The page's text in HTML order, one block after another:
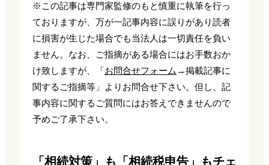
※この記事は専門家監修のもと慎重に執筆を行っ
ておりますが、万が一記事内容に誤りがあり読者
に損害が生じた場合でも当法人は一切責任を負い
ません。なお、ご指摘がある場合にはお手数おか
け致しますが、「お問合せフォーム →掲載記事に
関するご指摘等」よりお問合せ下さい。但し、記
事内容に関するご質問にはお答えできませんので
予めご了承下さい。
「相続対策」も「相続税申告」もチェ